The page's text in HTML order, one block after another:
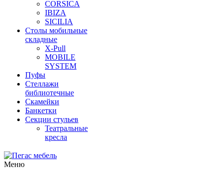
CORSICA
IBIZA
SICILIA
Столы мобильные
складные
X-Pull
MOBILE
SYSTEM
Пуфы
Стеллажи
библиотечные
Скамейки
Банкетки
Секции стульев
Театральные
кресла
Меню